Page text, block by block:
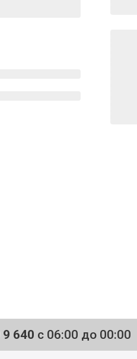
9 640 с 06:00 до 00:00